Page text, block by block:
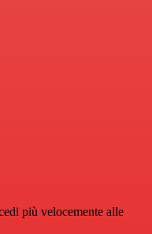
più velocemente alle